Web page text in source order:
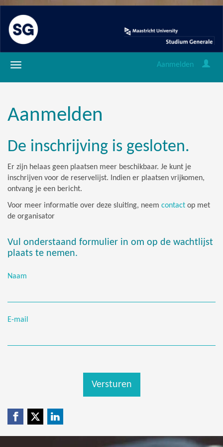
Aanmelden
Aanmelden
De inschrijving is gesloten.
Er zijn helaas geen plaatsen meer beschikbaar. Je kunt je
inschrijven voor de reservelijst. Indien er plaatsen vrijkomen,
ontvang je een bericht.
Voor meer informatie over deze sluiting, neem contact op met
de organisator
Vul onderstaand formulier in om op de wachtlijst
plaats te nemen.
Naam
E-mail
Versturen